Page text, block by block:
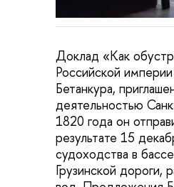
Доклад «Как
Российской
Бетанкура,
деятельностью
1820 года он
результате 15
судоходства в
Грузинской дороги,